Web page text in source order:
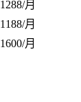
1288/月
1188/月
1600/月